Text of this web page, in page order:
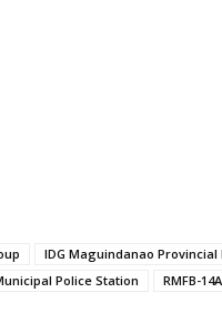
IDG Maguindanao Provincial
Police Station RMFB-14A